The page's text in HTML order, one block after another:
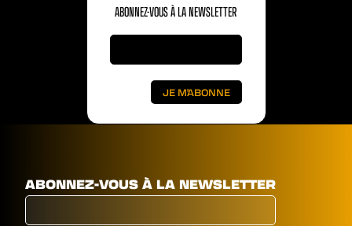
ABONNEZ-VOUS À LA NEWSLETTER
ABONNEZ-VOUS À LA NEWSLETTER